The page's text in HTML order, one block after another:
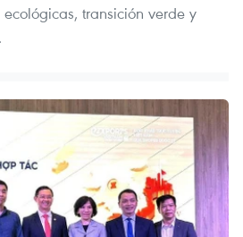
transición verde y